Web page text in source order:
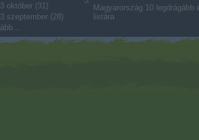
október (31)
szeptember (28)
...
Magyarország 10
listára